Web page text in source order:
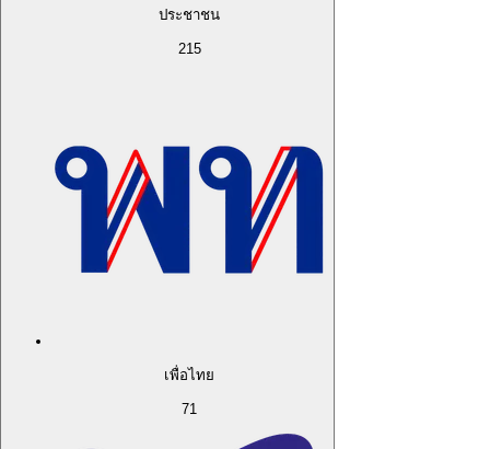
ประชาชน
215
เพื่อไทย
71